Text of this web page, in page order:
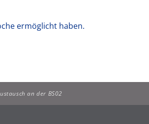
ermöglicht haben.
an der BS02